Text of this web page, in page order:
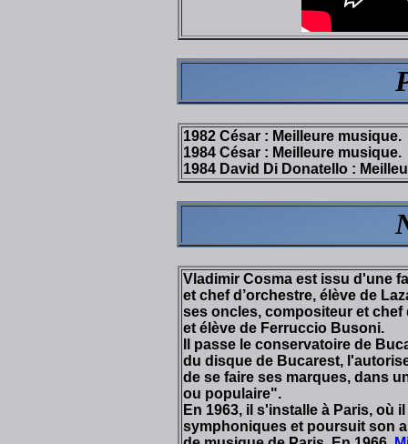
1982 César : Meilleure musique.
1984 César : Meilleure musique.
1984 David Di Donatello :
Vladimir Cosma est issu d'une
et chef d’orchestre, élève de
ses oncles, compositeur et chef
et élève de Ferruccio Busoni.
Il passe le conservatoire de
du disque de Bucarest,
de se faire ses marques, dans
ou populaire".
En 1963, il s'installe à Paris, où
symphoniques et poursuit son